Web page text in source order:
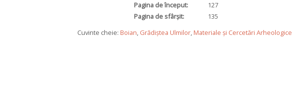
Pagina de început:
127
Pagina de sfârșit:
135
Cuvinte cheie: Boian, Grădiștea Ulmilor, Materiale și Cercetări Arheologice